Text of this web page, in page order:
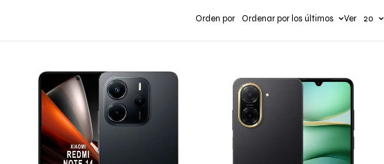
Orden por Ordenar por los últimos Ver 20